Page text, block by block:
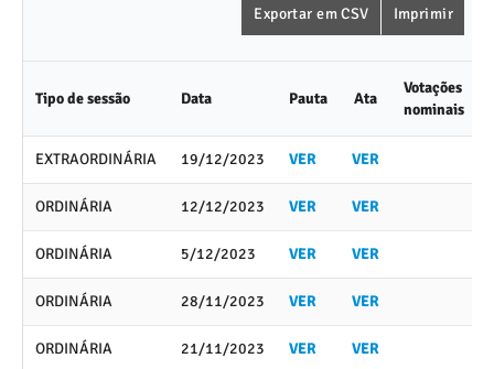
Exportar em CSV Imprimir
Tipo de sessão Data Pauta Ata
Votações
nominais
EXTRAORDINÁRIA 19/12/2023 VER VER
ORDINÁRIA 12/12/2023 VER VER
ORDINÁRIA 5/12/2023 VER VER
ORDINÁRIA 28/11/2023 VER VER
ORDINÁRIA 21/11/2023 VER VER